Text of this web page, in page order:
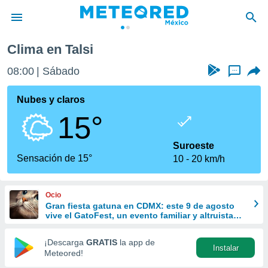
de
ha sido
calidad.
a este
las
y
forma
digital
basada
Clima en Talsi
08:00 Sábado ...
Nubes y claros
15°
Sensación de 15°
Suroeste
10
20 km/h
Ocio
Gran fiesta gatuna en CDMX: este 9 de agosto
vive el GatoFest, un evento familiar y altruista
¡Descarga GRATIS la app de
Meteored!
Instalar